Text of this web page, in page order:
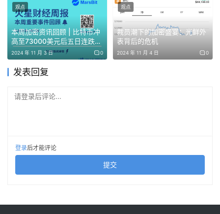
求逐步枯竭，甚至被完全消化时，可能意味着一轮结构性的
抛售压力正在告一段落。
从这个角度来看，本轮退出队列清零，与进入队列同步上
升，的确构成了一种值得关注的变化。但是我认为，
这种变
化虽然在表面上形成了积极共振，但其对市场价格的影响
不对等。因为进入质押队列的 ETH，并不等同于“当下新增
益、网络安全性以及质押回报稳定性的偏好变化，而非即时
这也意味着，当前队列结构的改善，
尽管如此，当前质押进入队列的显著增长，仍然值得关注。
本周加密资讯回顾 | 比特币冲
高至73000美元后五日连跌，
ETF流入量创历史新高
2024 年 11 月 3 日 0
观点
裁员潮下的加密盛宴：光鲜外
表背后的危机
2024 年 11 月 4 日 0
观点
发表回复
请登录后评论...
登录后才能评论
提交